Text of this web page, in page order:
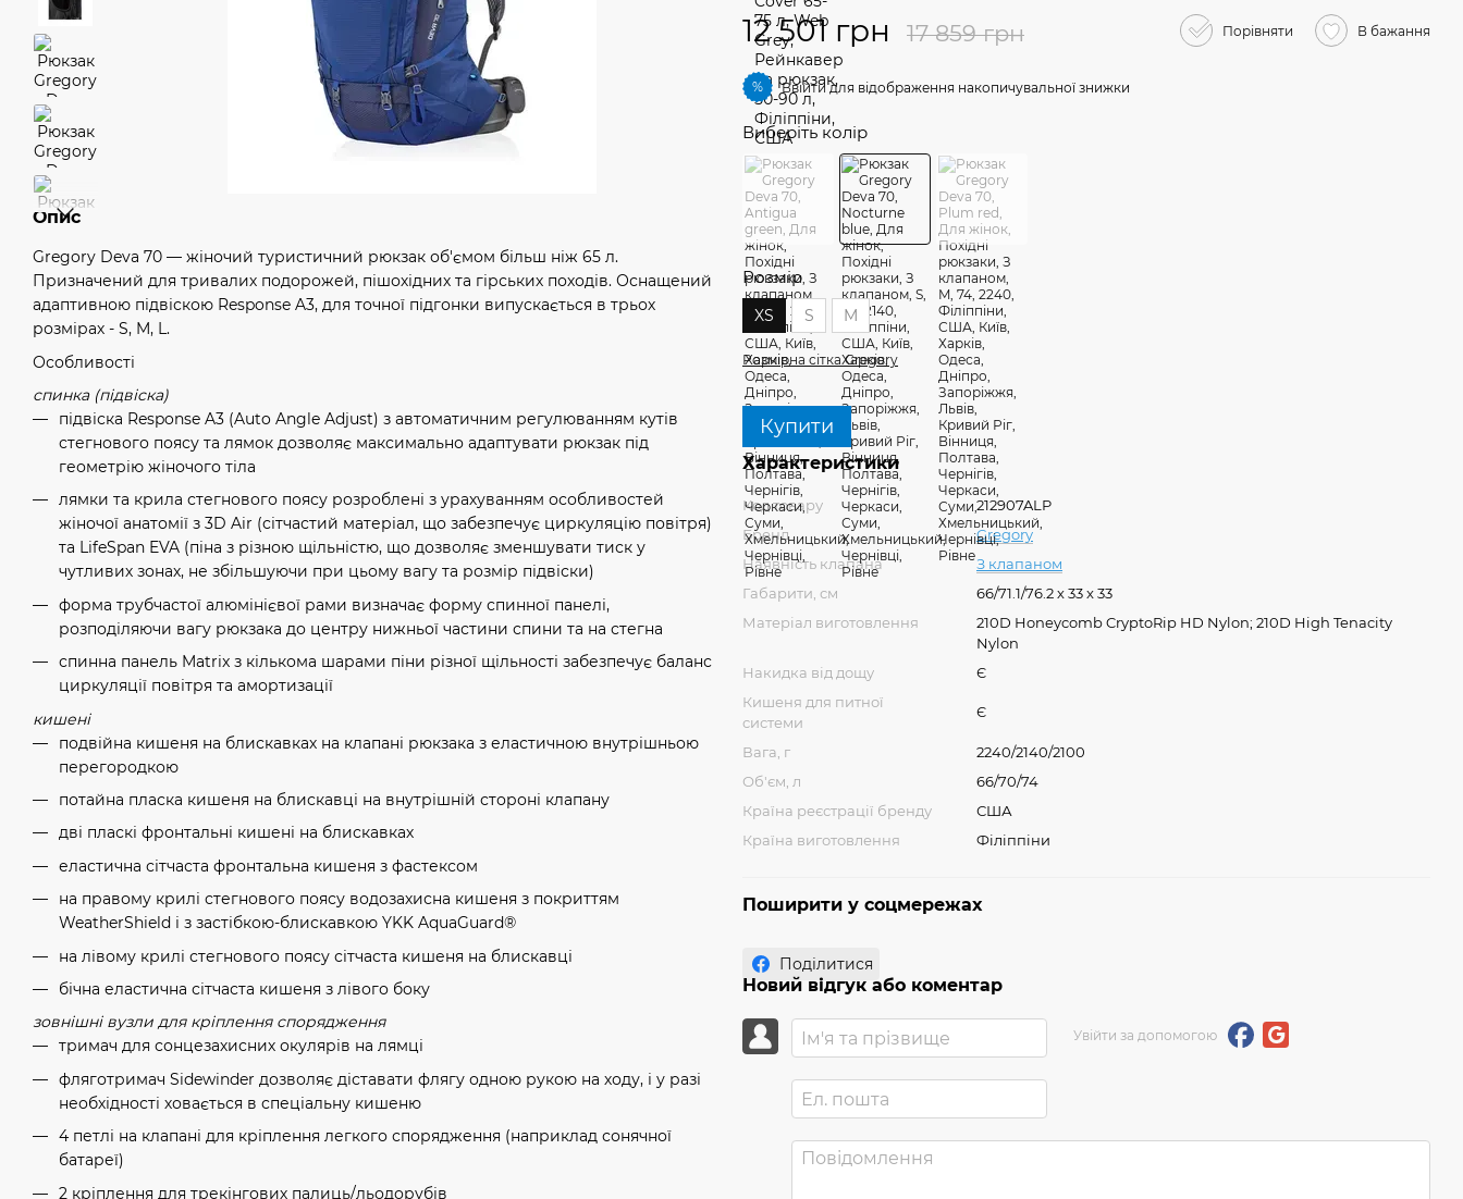
Опис
Gregory Deva 70 — жіночий туристичний рюкзак об'ємом більш ніж 65 л.
Призначений для тривалих подорожей, пішохідних та гірських походів. Оснащений
адаптивною підвіскою Response A3, для точної підгонки випускається в трьох
розмірах - S, M, L.
Особливості
спинка (підвіска)
підвіска Response A3 (Auto Angle Adjust) з автоматичним регулюванням кутів
стегнового поясу та лямок дозволяє максимально адаптувати рюкзак під
геометрію жіночого тіла
лямки та крила стегнового поясу розроблені з урахуванням особливостей
жіночої анатомії з 3D Air (сітчастий матеріал, що забезпечує циркуляцію повітря)
та LifeSpan EVA (піна з різною щільністю, що дозволяє зменшувати тиск у
чутливих зонах, не збільшуючи при цьому вагу та розмір підвіски)
форма трубчастої алюмінієвої рами визначає форму спинної панелі,
розподіляючи вагу рюкзака до центру нижньої частини спини та на стегна
спинна панель Matrix з кількома шарами піни різної щільності забезпечує баланс
циркуляції повітря та амортизації
кишені
подвійна кишеня на блискавках на клапані рюкзака з еластичною внутрішньою
перегородкою
потайна пласка кишеня на блискавці на внутрішній стороні клапану
дві пласкі фронтальні кишені на блискавках
еластична сітчаста фронтальна кишеня з фастексом
на правому крилі стегнового поясу водозахисна кишеня з покриттям
WeatherShield і з застібкою-блискавкою YKK AquaGuard®
на лівому крилі стегнового поясу сітчаста кишеня на блискавці
бічна еластична сітчаста кишеня з лівого боку
зовнішні вузли для кріплення спорядження
тримач для сонцезахисних окулярів на лямці
фляготримач Sidewinder дозволяє діставати флягу одною рукою на ходу, і у разі
необхідності ховається в спеціальну кишеню
4 петлі на клапані для кріплення легкого спорядження (наприклад сонячної
батареї)
2 кріплення для трекінгових палиць/льодорубів
12 501 грн 17 859 грн Порівняти В бажання
% Ввійтидля відображення накопичувальної знижки
Виберіть колір
Розмір
XS S M
Розмірна сітка Gregory
Купити
Характеристики
Код товару
212907ALP
Бренд
Gregory
Наявність клапана
З клапаном
Габарити, см
66/71.1/76.2 х 33 x 33
Матеріал виготовлення
210D Honeycomb CryptoRip HD Nylon; 210D High Tenacity
Nylon
Накидка від дощу
Є
Кишеня для питної
системи
Є
Вага, г
2240/2140/2100
Об'єм, л
66/70/74
Країна реєстрації бренду
США
Країна виготовлення
Філіппіни
Поширити у соцмережах
Поділитися
Новий відгук або коментар
Увійти за допомогою